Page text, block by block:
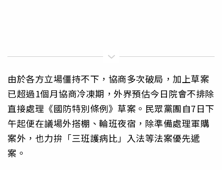
由於各方立場僵持不下，協商多次破局，加上草案
已超過1個月協商冷凍期，外界預估今日院會不排除
直接處理《國防特別條例》草案。民眾黨團自7日下
午起便在議場外搭棚、輪班夜宿，除準備處理軍購
案外，也力拚「三班護病比」入法等法案優先遞
案。